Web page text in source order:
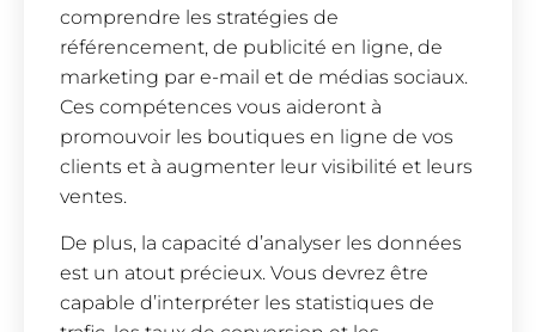
comprendre les stratégies de
référencement, de publicité en ligne, de
marketing par e-mail et de médias sociaux.
Ces compétences vous aideront à
promouvoir les boutiques en ligne de vos
clients et à augmenter leur visibilité et leurs
ventes.
De plus, la capacité d’analyser les données
est un atout précieux. Vous devrez être
capable d’interpréter les statistiques de